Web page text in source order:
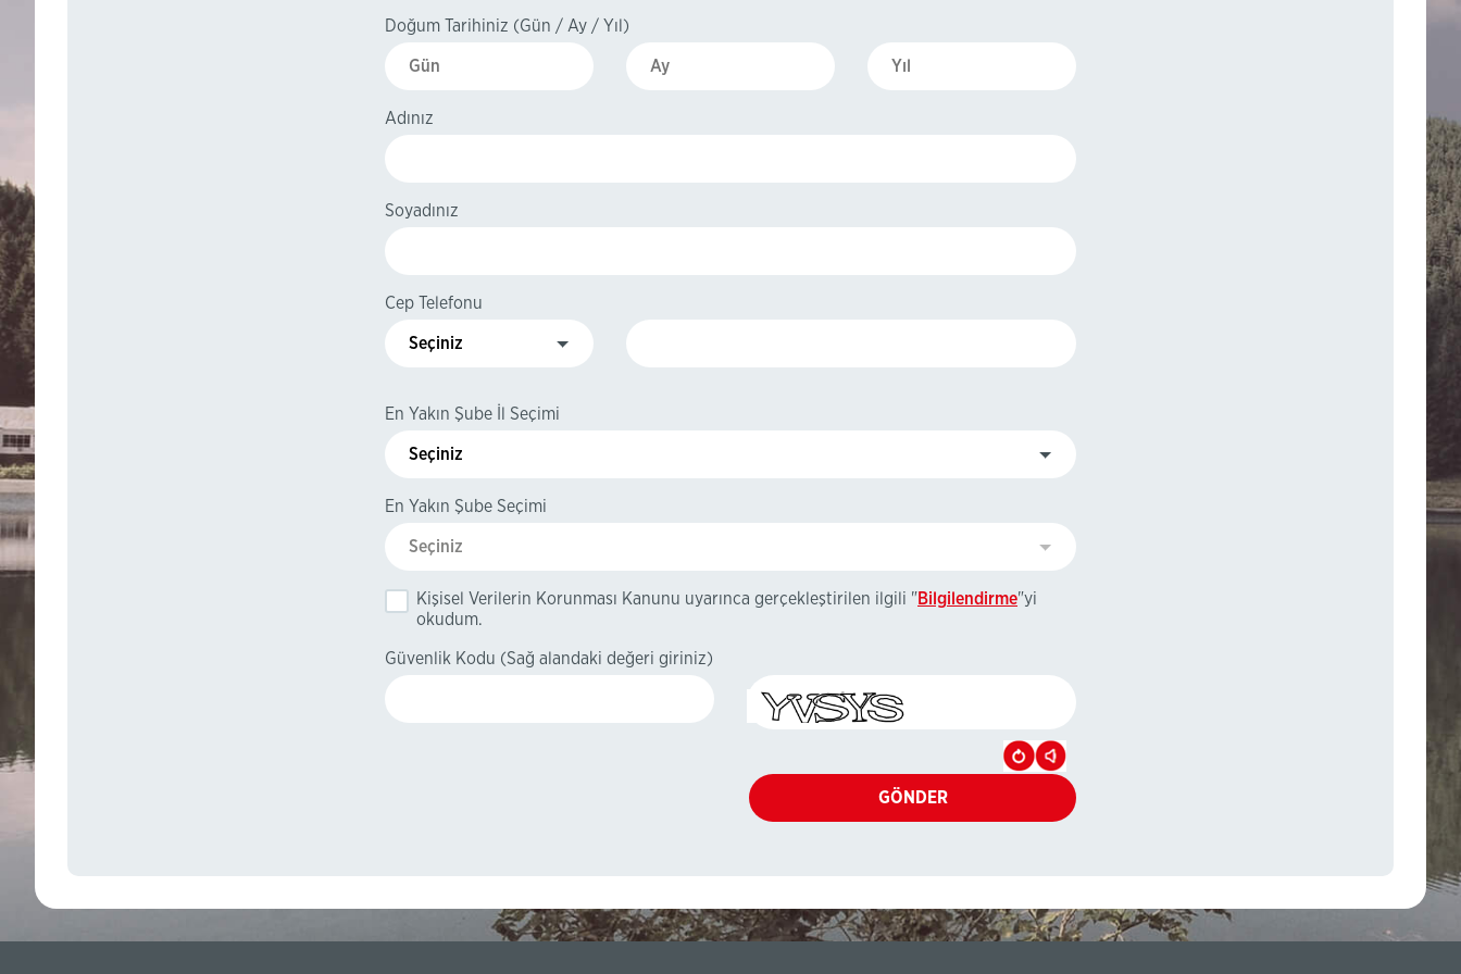
Doğum Tarihiniz (Gün / Ay / Yıl)
Adınız
Soyadınız
Cep Telefonu
Seçiniz
En Yakın Şube İl Seçimi
Seçiniz
En Yakın Şube Seçimi
Seçiniz
Kişisel Verilerin Korunması Kanunu uyarınca gerçekleştirilen ilgili " Bilgilendirme"yi
okudum.
Güvenlik Kodu (Sağ alandaki değeri giriniz)
GÖNDER